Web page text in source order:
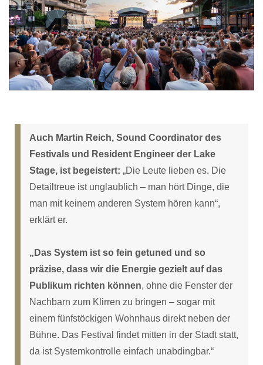
Auch Martin Reich, Sound Coordinator des
Festivals und Resident Engineer der Lake
Stage, ist begeistert: „Die Leute lieben es. Die
Detailtreue ist unglaublich – man hört Dinge, die
man mit keinem anderen System hören kann“,
erklärt er.
„Das System ist so fein getuned und so
präzise, dass wir die Energie gezielt auf das
Publikum richten können, ohne die Fenster der
Nachbarn zum Klirren zu bringen – sogar mit
einem fünfstöckigen Wohnhaus direkt neben der
Bühne. Das Festival findet mitten in der Stadt statt,
da ist Systemkontrolle einfach unabdingbar.“